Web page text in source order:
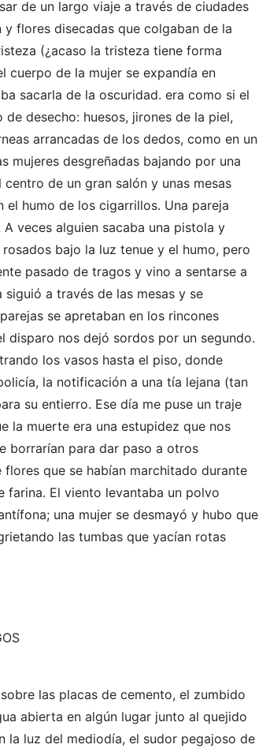
de un largo viaje a través de ciudades
flores disecadas que colgaban de la
(¿acaso la tristeza tiene forma
cuerpo de la mujer se expandía en
sacarla de la oscuridad. era como si el
desecho: huesos, jirones de la piel,
arrancadas de los dedos, como en un
mujeres desgreñadas bajando por una
de un gran salón y unas mesas
el humo de los cigarrillos. Una pareja
veces alguien sacaba una pistola y
bajo la luz tenue y el humo, pero
pasado de tragos y vino a sentarse a
a través de las mesas y se
se apretaban en los rincones
disparo nos dejó sordos por un segundo.
los vasos hasta el piso, donde
la notificación a una tía lejana (tan
su entierro. Ese día me puse un traje
la muerte era una estupidez que nos
borrarían para dar paso a otros
que se habían marchitado durante
farina. El viento levantaba un polvo
una mujer se desmayó y hubo que
las tumbas que yacían rotas
las placas de cemento, el zumbido
abierta en algún lugar junto al quejido
la luz del mediodía, el sudor pegajoso de